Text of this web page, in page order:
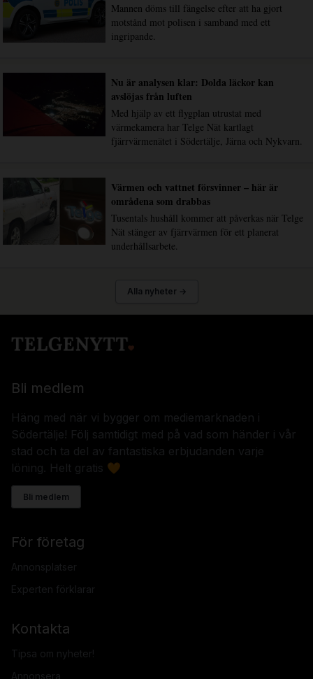
Mannen döms till fängelse efter att ha gjort
motstånd mot polisen i samband med ett
ingripande.
Nu är analysen klar: Dolda läckor kan
avslöjas från luften
Med hjälp av ett flygplan utrustat med
värmekamera har Telge Nät kartlagt
fjärrvärmenätet i Södertälje, Järna och Nykvarn.
Värmen och vattnet försvinner – här är
områdena som drabbas
Tusentals hushåll kommer att påverkas när Telge
Nät stänger av fjärrvärmen för ett planerat
underhållsarbete.
Alla nyheter →
Bli medlem
Häng med när vi bygger om mediemarknaden i
Södertälje! Följ samtidigt med på vad som händer i vår
stad och ta del av fantastiska erbjudanden varje
löning. Helt gratis 🧡
Bli medlem
För företag
Annonsplatser
Experten förklarar
Kontakta
Tipsa om nyheter!
Annonsera